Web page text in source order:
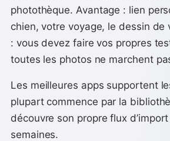
photothèque. Avantage : lien
chien, votre voyage, le dessin de
: vous devez faire vos propres
toutes les photos ne marchent
Les meilleures apps supportent
plupart commence par la
découvre son propre flux
semaines.